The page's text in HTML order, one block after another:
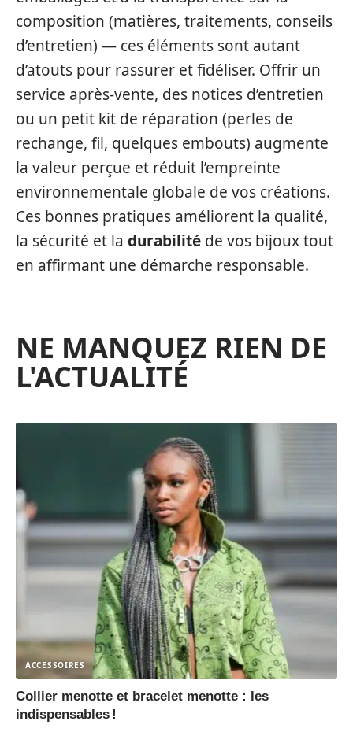
composition (matières, traitements, conseils
d’entretien) — ces éléments sont autant
d’atouts pour rassurer et fidéliser. Offrir un
service après-vente, des notices d’entretien
ou un petit kit de réparation (perles de
rechange, fil, quelques embouts) augmente
la valeur perçue et réduit l’empreinte
environnementale globale de vos créations.
Ces bonnes pratiques améliorent la qualité,
la sécurité et la durabilité de vos bijoux tout
en affirmant une démarche responsable.
NE MANQUEZ RIEN DE
L'ACTUALITÉ
ACCESSOIRES
Collier menotte et bracelet menotte : les
indispensables !